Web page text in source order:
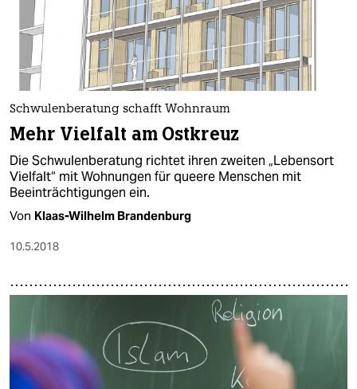
Schwulenberatung schafft Wohnraum
Mehr Vielfalt am Ostkreuz
Die Schwulenberatung richtet ihren zweiten „Lebensort
Vielfalt“ mit Wohnungen für queere Menschen mit
Beeinträchtigungen ein.
Von Klaas-Wilhelm Brandenburg
10.5.2018